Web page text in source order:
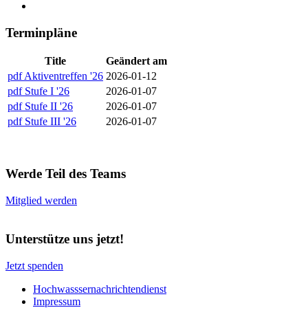
Terminpläne
Title
Geändert am
pdf Aktiventreffen '26 2026-01-12
pdf Stufe I '26
2026-01-07
pdf Stufe II '26
2026-01-07
pdf Stufe III '26 2026-01-07
Werde Teil des Teams
Mitglied werden
Unterstütze uns jetzt!
Jetzt spenden
Hochwasssernachrichtendienst
Impressum